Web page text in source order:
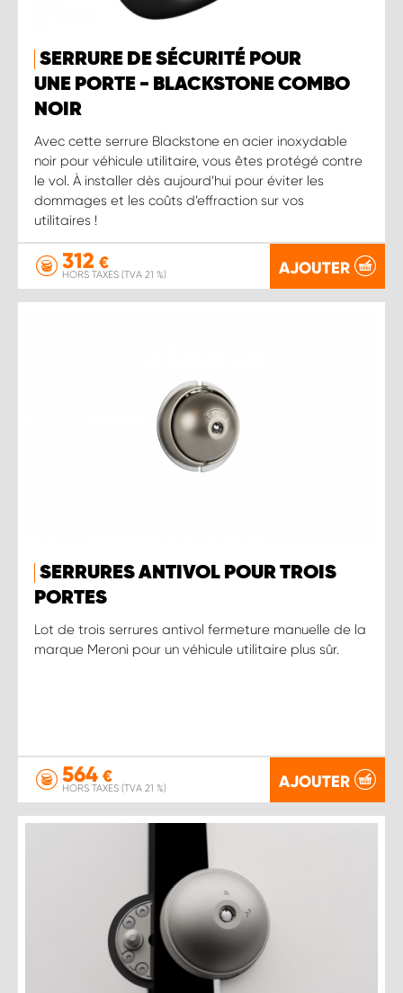
SERRURE DE SÉCURITÉ POUR
UNE PORTE - BLACKSTONE COMBO
NOIR
Avec cette serrure Blackstone en acier inoxydable
noir pour véhicule utilitaire, vous êtes protégé contre
le vol. À installer dès aujourd’hui pour éviter les
dommages et les coûts d’effraction sur vos
utilitaires !
312 €
HORS TAXES (TVA 21 %) AJOUTER
SERRURES ANTIVOL POUR TROIS
PORTES
Lot de trois serrures antivol fermeture manuelle de la
marque Meroni pour un véhicule utilitaire plus sûr.
564 €
HORS TAXES (TVA 21 %) AJOUTER